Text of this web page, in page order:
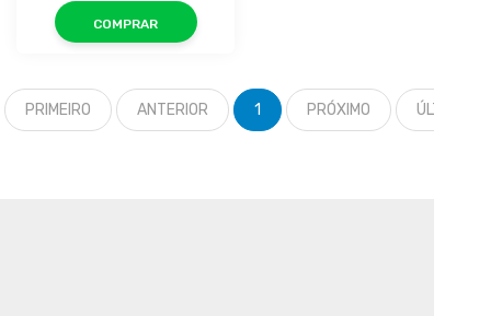
COMPRAR
PRIMEIRO ANTERIOR 1 PRÓXIMO ÚLTIMO